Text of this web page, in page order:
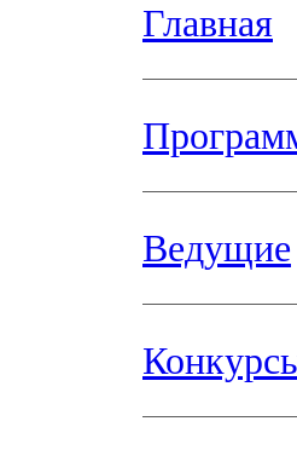
Главная
Ведущие